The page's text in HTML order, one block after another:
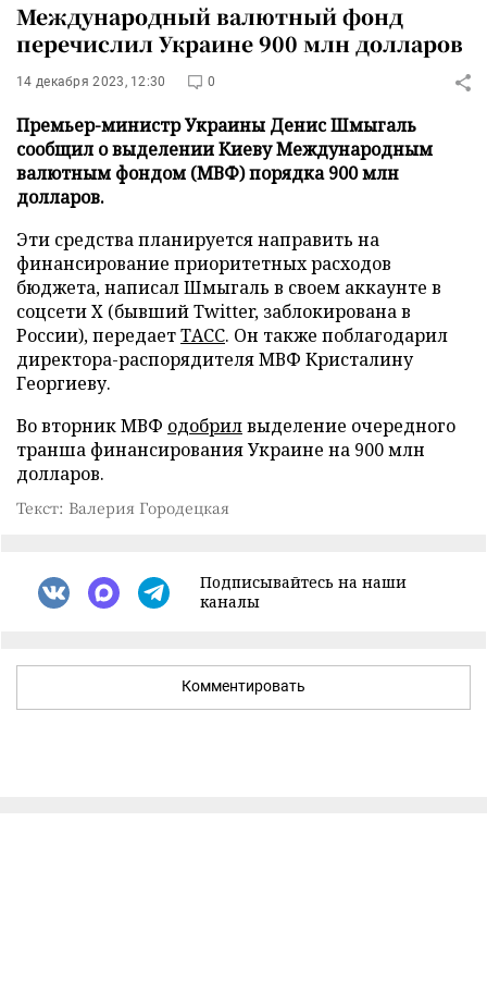
Международный валютный фонд
перечислил Украине 900 млн долларов
14 декабря 2023, 12:30 0
Премьер-министр Украины Денис Шмыгаль
сообщил о выделении Киеву Международным
валютным фондом (МВФ) порядка 900 млн
долларов.
Эти средства планируется направить на
финансирование приоритетных расходов
бюджета, написал Шмыгаль в своем аккаунте в
соцсети X (бывший Twitter, заблокирована в
России), передаетТАСС. Он также поблагодарил
директора-распорядителя МВФ Кристалину
Георгиеву.
Во вторник МВФ одобрилвыделение очередного
транша финансирования Украине на 900 млн
долларов.
Текст: Валерия Городецкая
Подписывайтесь на наши
каналы
Комментировать